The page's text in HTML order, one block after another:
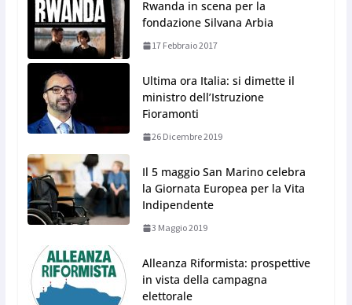
Rwanda in scena per la
fondazione Silvana Arbia
17 Febbraio 2017
Ultima ora Italia: si dimette il
ministro dell’Istruzione
Fioramonti
26 Dicembre 2019
Il 5 maggio San Marino celebra
la Giornata Europea per la Vita
Indipendente
3 Maggio 2019
Alleanza Riformista: prospettive
in vista della campagna
elettorale